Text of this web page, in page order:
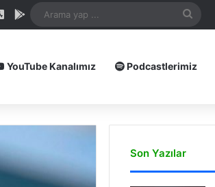
iOS Uygulamamız
Android Uygulamamız
...
YouTube Kanalımız Podcastlerimiz
Son Yazılar